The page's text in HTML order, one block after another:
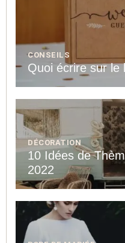
CONSEILS
Quoi écrire sur le
DÉCORATION
10 Idées de
2022